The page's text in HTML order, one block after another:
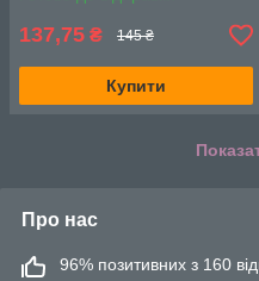
137,75 ₴ 145 ₴
Купити
Про нас
96% позитивних з 160